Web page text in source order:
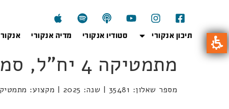
תיכון אנקורי סטודיו אנקורי מדיה אנקורי אנקור
מתמטיקה 4 יח"ל, סמל שאלון 35481
מספר שאלון: 35481 | שנה: 2025 | מקצוע: מתמטיקה | מועד: קיץ